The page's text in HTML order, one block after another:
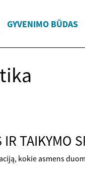
GYVENIMO BŪDAS
TAIKYMO
kokie asmens